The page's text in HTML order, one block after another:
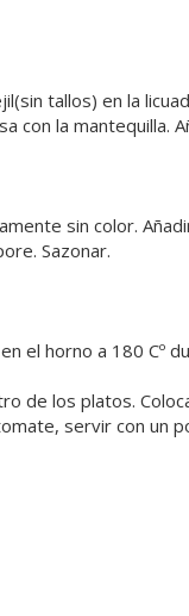
tallos) en la
con la mantequilla.
sin color.
Sazonar.
el horno a 180 Cº
de los platos.
servir con un